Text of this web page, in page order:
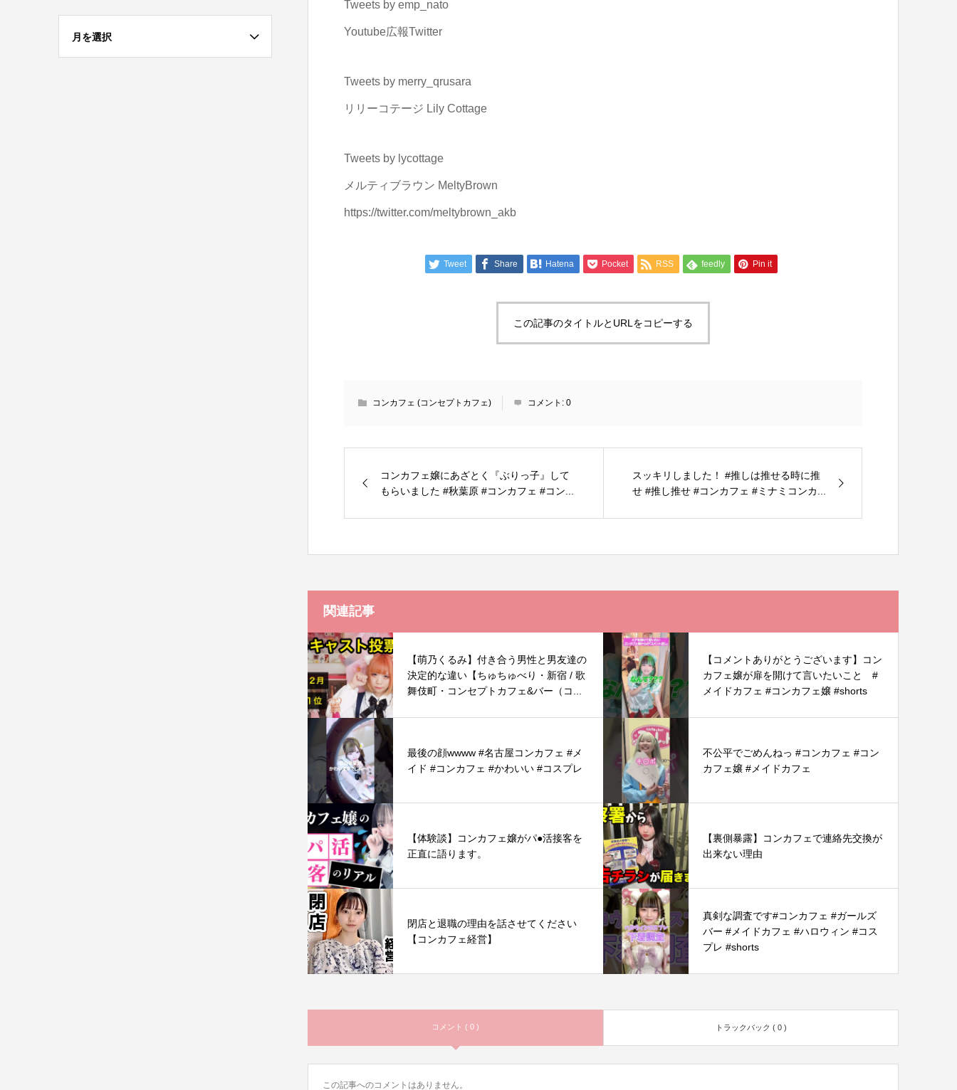
Tweets by emp_nato
Youtube広報Twitter
Tweets by merry_qrusara
リリーコテージ Lily Cottage
Tweets by lycottage
メルティブラウン MeltyBrown
https://twitter.com/meltybrown_akb
Tweet Share Hatena Pocket RSS feedly Pin it
この記事のタイトルとURLをコピーする
コンカフェ (コンセプトカフェ) コメント: 0
コンカフェ嬢にあざとく『ぶりっ子』して
もらいました #秋葉原 #コンカフェ #コン...
スッキリしました！ #推しは推せる時に推
せ #推し推せ #コンカフェ #ミナミコンカ...
関連記事
【萌乃くるみ】付き合う男性と男友達の
決定的な違い【ちゅちゅべり・新宿 / 歌
舞伎町・コンセプトカフェ&バー（コ...
【コメントありがとうございます】コン
カフェ嬢が扉を開けて言いたいこと #
メイドカフェ #コンカフェ嬢 #shorts
最後の顔wwww #名古屋コンカフェ #メ
イド #コンカフェ #かわいい #コスプレ
不公平でごめんねっ #コンカフェ #コン
カフェ嬢 #メイドカフェ
【体験談】コンカフェ嬢がパ●活接客を
正直に語ります。
【裏側暴露】コンカフェで連絡先交換が
出来ない理由
閉店と退職の理由を話させてください
【コンカフェ経営】
真剣な調査です#コンカフェ #ガールズ
バー #メイドカフェ #ハロウィン #コス
プレ #shorts
コメント ( 0 ) トラックバック ( 0 )
この記事へのコメントはありません。
月を選択